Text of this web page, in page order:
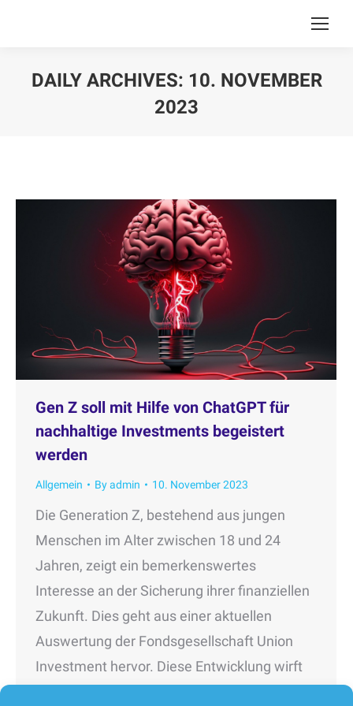
DAILY ARCHIVES: 10. NOVEMBER
2023
Gen Z soll mit Hilfe von ChatGPT für
nachhaltige Investments begeistert
werden
Allgemein Byadmin 10. November 2023
Die Generation Z, bestehend aus jungen
Menschen im Alter zwischen 18 und 24
Jahren, zeigt ein bemerkenswertes
Interesse an der Sicherung ihrer finanziellen
Zukunft. Dies geht aus einer aktuellen
Auswertung der Fondsgesellschaft Union
Investment hervor. Diese Entwicklung wirft